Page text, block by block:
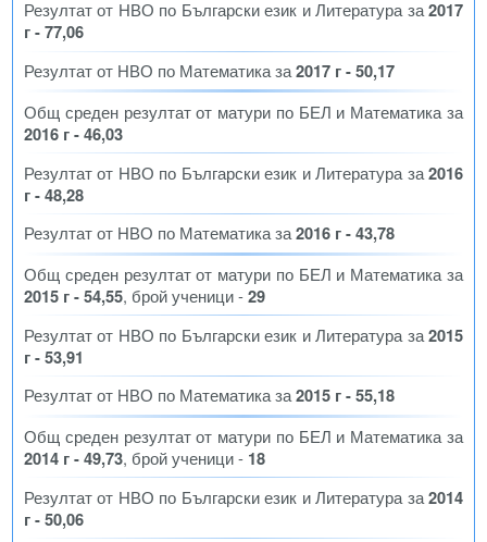
Резултат от НВО по Български език и Литература за2017
г - 77,06
Резултат от НВО по Математика за2017 г - 50,17
Общ среден резултат от матури по БЕЛ и Математика за
2016 г - 46,03
Резултат от НВО по Български език и Литература за2016
г - 48,28
Резултат от НВО по Математика за2016 г - 43,78
Общ среден резултат от матури по БЕЛ и Математика за
2015 г - 54,55, брой ученици -29
Резултат от НВО по Български език и Литература за2015
г - 53,91
Резултат от НВО по Математика за2015 г - 55,18
Общ среден резултат от матури по БЕЛ и Математика за
2014 г - 49,73, брой ученици - 18
Резултат от НВО по Български език и Литература за2014
г - 50,06